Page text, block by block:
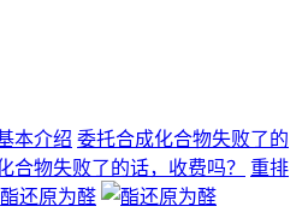
委托合成化合物失败了的
重排
酯还原为醛